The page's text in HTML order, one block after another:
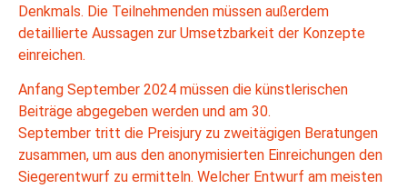
Denkmals. Die Teilnehmenden müssen außerdem
detaillierte Aussagen zur Umsetzbarkeit der Konzepte
einreichen.
Anfang September 2024 müssen die künstlerischen
Beiträge abgegeben werden und am 30.
September tritt die Preisjury zu zweitägigen Beratungen
zusammen, um aus den anonymisierten Einreichungen den
Siegerentwurf zu ermitteln. Welcher Entwurf am meisten